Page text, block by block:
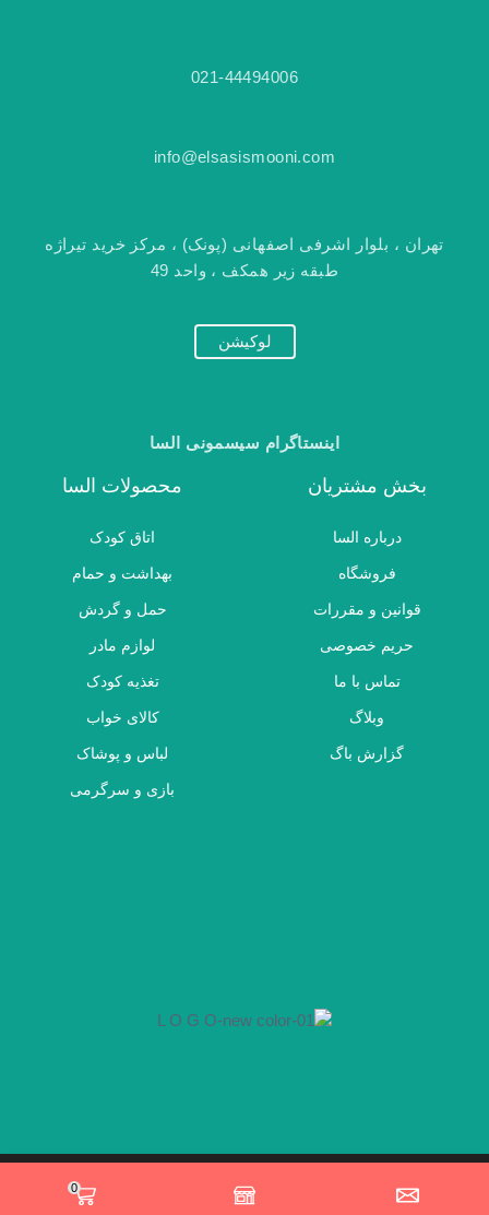
021-44494006
info@elsasismooni.com
تهران ، بلوار اشرفی اصفهانی (پونک) ، مرکز خرید تیراژه
طبقه زیر همکف ، واحد 49
لوکیشن
اینستاگرام سیسمونی السا
بخش مشتریان
درباره السا
فروشگاه
قوانین و مقررات
حریم خصوصی
تماس با ما
وبلاگ
گزارش باگ
محصولات السا
اتاق کودک
بهداشت و حمام
حمل و گردش
لوازم مادر
تغذیه کودک
کالای خواب
لباس و پوشاک
بازی و سرگرمی
Instagram
Whatsapp
0